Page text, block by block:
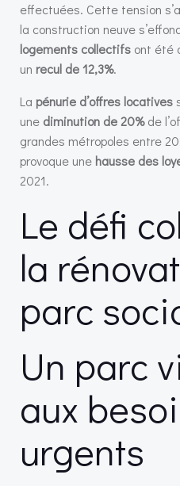
effectuées. Cette tension
la construction neuve
logements collectifs ont été
un recul de 12,3%.
La pénurie d’offres locatives
une diminution de 20%de
grandes métropoles entre
provoque une hausse des
2021.
Le défi
la
parc
Un parc
aux
urgents